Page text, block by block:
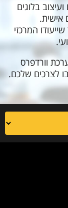
בלוגים
אישית.
המרכזי
וורדפרס
לצרכים שלכם.